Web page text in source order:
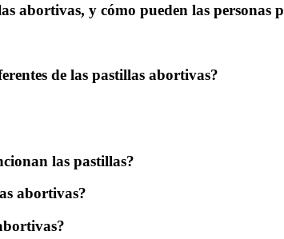
abortivas, y cómo pueden las personas
de las pastillas abortivas?
las pastillas?
abortivas?